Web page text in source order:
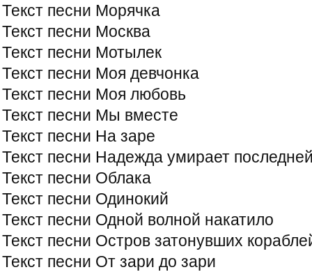
Текст песни Морячка
Текст песни Москва
Текст песни Мотылек
Текст песни Моя девчонка
Текст песни Моя любовь
Текст песни Мы вместе
Текст песни На заре
Текст песни Надежда умирает
Текст песни Облака
Текст песни Одинокий
Текст песни Одной волной накатило
Текст песни Остров затонувших
Текст песни От зари до зари